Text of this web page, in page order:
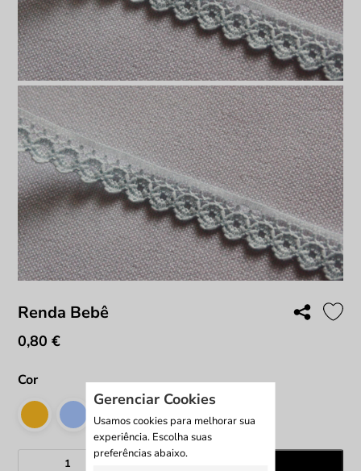
Renda Bebê
0,80€
Cor
Quantidade
Gerenciar Cookies
Usamos cookies para melhorar sua
experiência. Escolha suas
preferências abaixo.